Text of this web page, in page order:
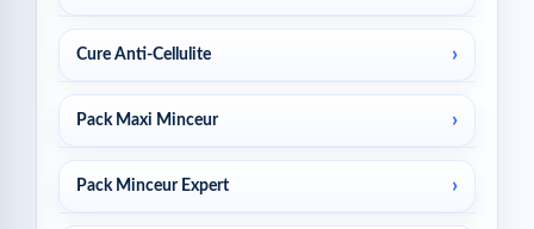
Cure Anti-Cellulite
Pack Maxi Minceur
Pack Minceur Expert